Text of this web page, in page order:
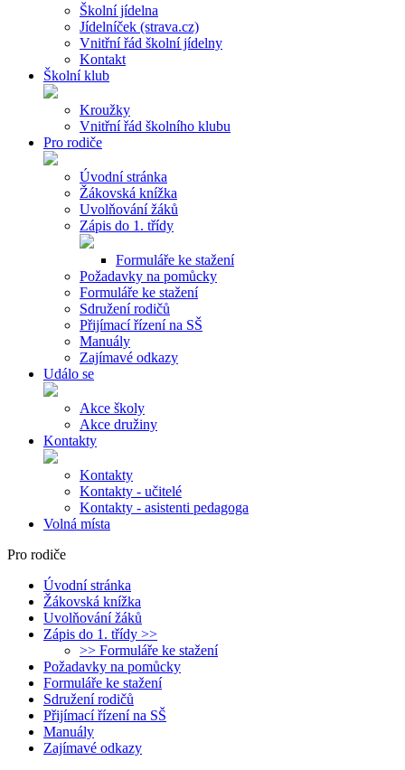
Školní jídelna
Jídelníček (strava.cz)
Vnitřní řád školní jídelny
Kontakt
Školní klub
Kroužky
Vnitřní řád školního klubu
Pro rodiče
Úvodní stránka
Žákovská knížka
Uvolňování žáků
Zápis do 1. třídy
Formuláře ke stažení
Požadavky na pomůcky
Formuláře ke stažení
Sdružení rodičů
Přijímací řízení na SŠ
Manuály
Zajímavé odkazy
Událo se
Akce školy
Akce družiny
Kontakty
Kontakty
Kontakty - učitelé
Kontakty - asistenti pedagoga
Volná místa
Pro rodiče
Úvodní stránka
Žákovská knížka
Uvolňování žáků
Zápis do 1. třídy >>
>> Formuláře ke stažení
Požadavky na pomůcky
Formuláře ke stažení
Sdružení rodičů
Přijímací řízení na SŠ
Manuály
Zajímavé odkazy